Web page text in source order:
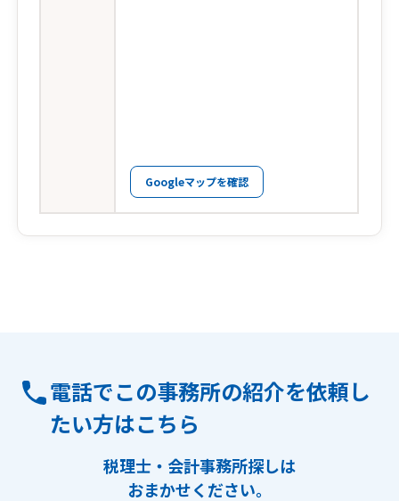
Googleマップを確認
電話でこの事務所の紹介を依頼し
たい方はこちら
税理士・会計事務所探しは
おまかせください。